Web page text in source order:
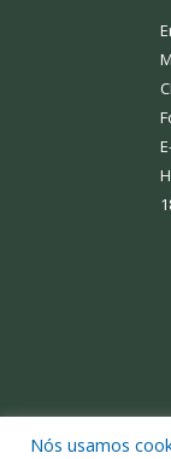
Nós usamos